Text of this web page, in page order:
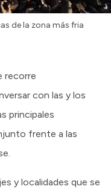
de la zona más fria
recorre
con las y los
principales
frente a las
y localidades que se